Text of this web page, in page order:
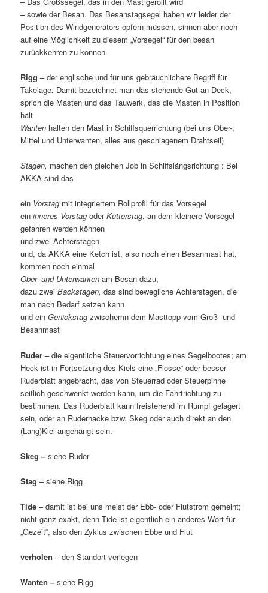
– sowie der Besan. Das Besanstagsegel haben wir leider der
Position des Windgenerators opfern müssen, sinnen aber noch
auf eine Möglichkeit zu diesem „Vorsegel“ für den besan
zurückkehren zu können.
Rigg –der englische und für uns gebräuchlichere Begriff für
Takelage. Damit bezeichnet man das stehende Gut an Deck,
sprich die Masten und das Tauwerk, das die Masten in Position
hält
Wanten halten den Mast in Schiffsquerrichtung (bei uns Ober-,
Mittel und Unterwanten, alles aus geschlagenem Drahtseil)
Stagen, machen den gleichen Job in Schiffslängsrichtung : Bei
AKKA sind das
ein Vorstag mit integriertem Rollprofil für das Vorsegel
eininneres VorstagoderKutterstag, an dem kleinere Vorsegel
gefahren werden können
und zwei Achterstagen
und, da AKKA eine Ketch ist, also noch einen Besanmast hat,
kommen noch einmal
Ober- und Unterwantenam Besan dazu,
dazu zweiBackstagen,das sind bewegliche Achterstagen, die
man nach Bedarf setzen kann
und einGenickstagzwischemn dem Masttopp vom Groß- und
Besanmast
Ruder –die eigentliche Steuervorrichtung eines Segelbootes; am
Heck ist in Fortsetzung des Kiels eine „Flosse“ oder besser
Ruderblatt angebracht, das von Steuerrad oder Steuerpinne
seitlich geschwenkt werden kann, um die Fahrtrichtung zu
bestimmen. Das Ruderblatt kann freistehend im Rumpf gelagert
sein, oder an Ruderhacke bzw. Skeg oder auch direkt an den
(Lang)Kiel angehängt sein.
Skeg –siehe Ruder
Stag– siehe Rigg
Tide – damit ist bei uns meist der Ebb- oder Flutstrom gemeint;
nicht ganz exakt, denn Tide ist eigentlich ein anderes Wort für
„Gezeit“, also den Zyklus zwischen Ebbe und Flut
verholen – den Standort verlegen
Wanten –siehe Rigg